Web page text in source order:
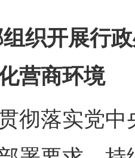
开展行政
营商环境
落实党中